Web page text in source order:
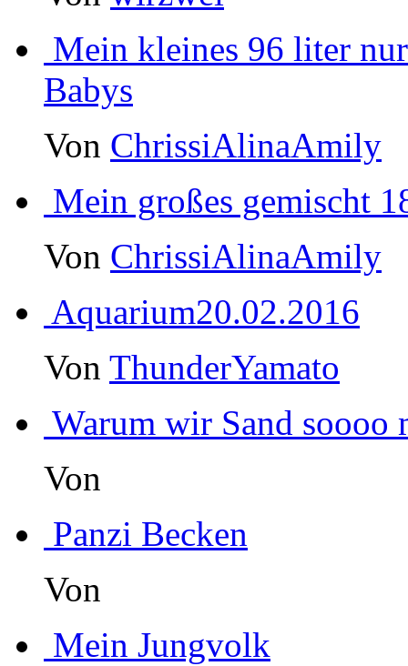
Mein kleines 96 liter
Babys
Von ChrissiAlinaAmily
Mein großes gemischt
Von ChrissiAlinaAmily
Aquarium20.02.2016
Von ThunderYamato
Warum wir Sand soooo
Von
Panzi Becken
Von
Mein Jungvolk